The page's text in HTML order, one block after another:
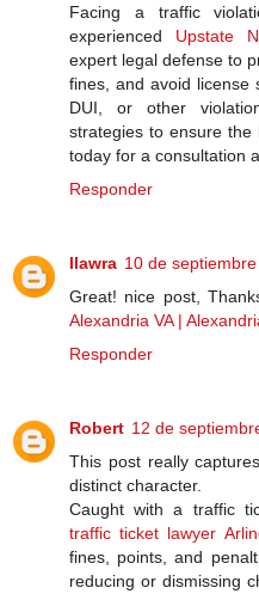
Facing a traffic
experienced Upstate
expert legal defense to
fines, and avoid license
DUI, or other
strategies to ensure the
today for a consultation
Responder
llawra 10 de
Great! nice post,
Alexandria VA |
Responder
Robert 12 de
This post really
distinct character.
Caught with a traffic
traffic ticket lawyer
fines, points, and
reducing or dismissing